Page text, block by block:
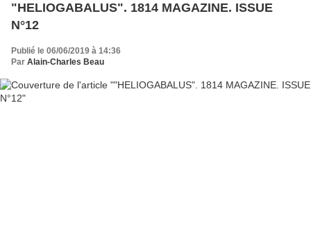
"HELIOGABALUS". 1814 MAGAZINE. ISSUE
N°12
Publié le 06/06/2019 à 14:36
Par Alain-Charles Beau